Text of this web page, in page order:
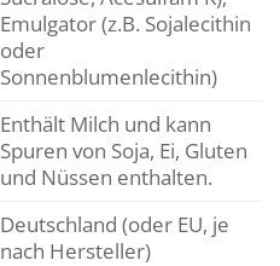
Emulgator (z.B. Sojalecithin
oder
Sonnenblumenlecithin)
Enthält Milch und kann
Spuren von Soja, Ei, Gluten
und Nüssen enthalten.
Deutschland (oder EU, je
nach Hersteller)